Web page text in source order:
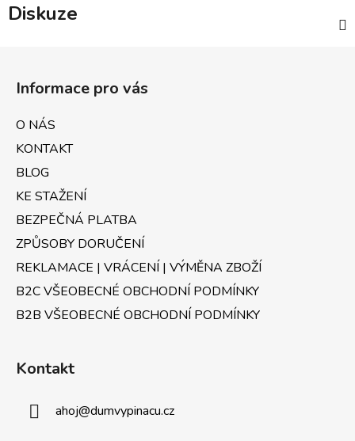
Diskuze
Informace pro vás
O NÁS
KONTAKT
BLOG
KE STAŽENÍ
BEZPEČNÁ PLATBA
ZPŮSOBY DORUČENÍ
REKLAMACE | VRÁCENÍ | VÝMĚNA ZBOŽÍ
B2C VŠEOBECNÉ OBCHODNÍ PODMÍNKY
B2B VŠEOBECNÉ OBCHODNÍ PODMÍNKY
Kontakt
ahoj@dumvypinacu.cz